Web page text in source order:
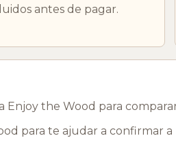
antes de pagar.
the Wood para
para te ajudar a confirmar